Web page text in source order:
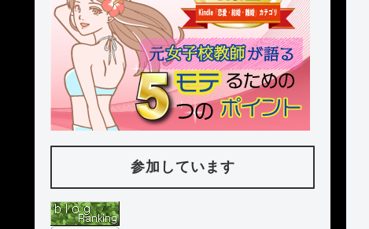
参加しています